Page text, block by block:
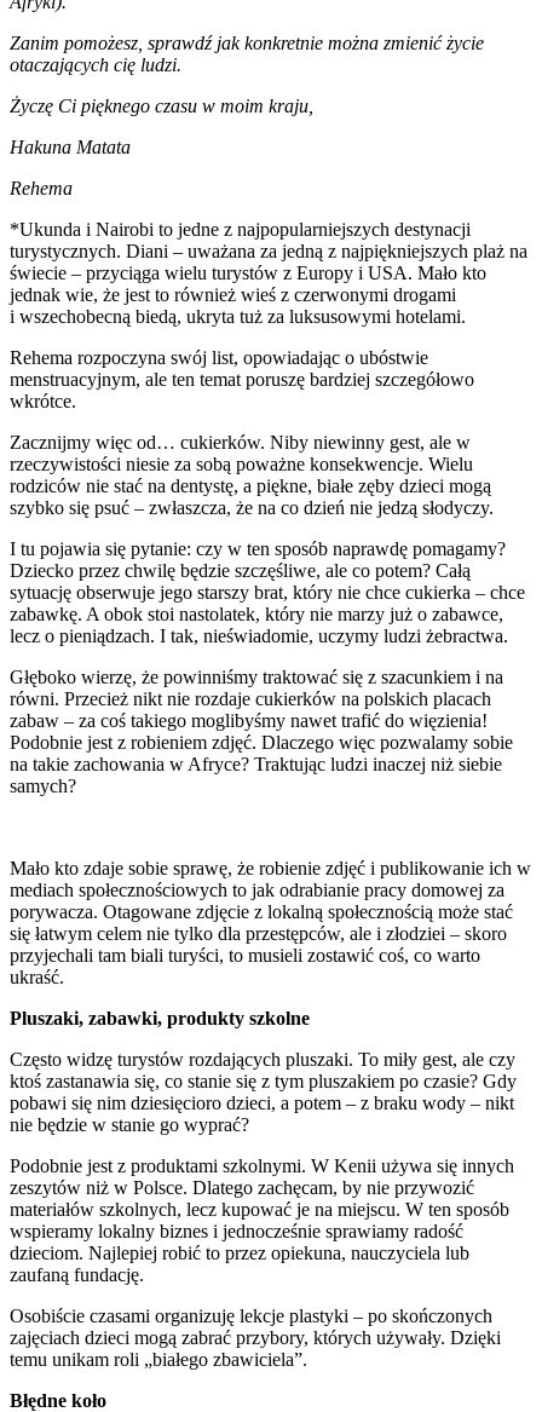
Zanim pomożesz, sprawdź jak konkretnie można zmienić życie
otaczających cię ludzi.
Życzę Ci pięknego czasu w moim kraju,
Hakuna Matata
Rehema
*Ukunda i Nairobi to jedne z najpopularniejszych destynacji
turystycznych. Diani – uważana za jedną z najpiękniejszych plaż na
świecie – przyciąga wielu turystów z Europy i USA. Mało kto
jednak wie, że jest to również wieś z czerwonymi drogami
i wszechobecną biedą, ukryta tuż za luksusowymi hotelami.
Rehema rozpoczyna swój list, opowiadając o ubóstwie
menstruacyjnym, ale ten temat poruszę bardziej szczegółowo
wkrótce.
Zacznijmy więc od… cukierków. Niby niewinny gest, ale w
rzeczywistości niesie za sobą poważne konsekwencje. Wielu
rodziców nie stać na dentystę, a piękne, białe zęby dzieci mogą
szybko się psuć – zwłaszcza, że na co dzień nie jedzą słodyczy.
I tu pojawia się pytanie: czy w ten sposób naprawdę pomagamy?
Dziecko przez chwilę będzie szczęśliwe, ale co potem? Całą
sytuację obserwuje jego starszy brat, który nie chce cukierka – chce
zabawkę. A obok stoi nastolatek, który nie marzy już o zabawce,
lecz o pieniądzach. I tak, nieświadomie, uczymy ludzi żebractwa.
Głęboko wierzę, że powinniśmy traktować się z szacunkiem i na
równi. Przecież nikt nie rozdaje cukierków na polskich placach
zabaw – za coś takiego moglibyśmy nawet trafić do więzienia!
Podobnie jest z robieniem zdjęć. Dlaczego więc pozwalamy sobie
na takie zachowania w Afryce? Traktując ludzi inaczej niż siebie
samych?
Mało kto zdaje sobie sprawę, że robienie zdjęć i publikowanie ich w
mediach społecznościowych to jak odrabianie pracy domowej za
porywacza. Otagowane zdjęcie z lokalną społecznością może stać
się łatwym celem nie tylko dla przestępców, ale i złodziei – skoro
przyjechali tam biali turyści, to musieli zostawić coś, co warto
ukraść.
Pluszaki, zabawki, produkty szkolne
Często widzę turystów rozdających pluszaki. To miły gest, ale czy
ktoś zastanawia się, co stanie się z tym pluszakiem po czasie? Gdy
pobawi się nim dziesięcioro dzieci, a potem – z braku wody – nikt
nie będzie w stanie go wyprać?
Podobnie jest z produktami szkolnymi. W Kenii używa się innych
zeszytów niż w Polsce. Dlatego zachęcam, by nie przywozić
materiałów szkolnych, lecz kupować je na miejscu. W ten sposób
wspieramy lokalny biznes i jednocześnie sprawiamy radość
dzieciom. Najlepiej robić to przez opiekuna, nauczyciela lub
zaufaną fundację.
Osobiście czasami organizuję lekcje plastyki – po skończonych
zajęciach dzieci mogą zabrać przybory, których używały. Dzięki
temu unikam roli „białego zbawiciela”.
Błędne koło